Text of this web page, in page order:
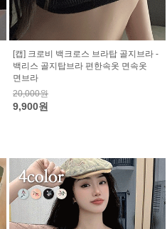
[캡] 크로비 백크로스 브라탑 골지브라 -
백리스 골지탑브라 편한속옷 면속옷
면브라
20,000원
9,900원